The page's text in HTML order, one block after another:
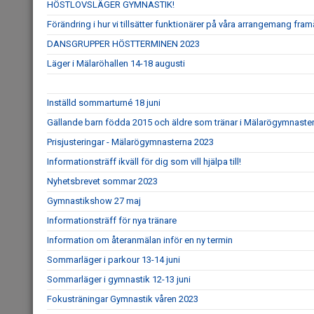
HÖSTLOVSLÄGER GYMNASTIK!
Förändring i hur vi tillsätter funktionärer på våra arrangemang
DANSGRUPPER HÖSTTERMINEN 2023
Läger i Mälaröhallen 14-18 augusti
Inställd sommarturné 18 juni
Gällande barn födda 2015 och äldre som tränar i
Prisjusteringar - Mälarögymnasterna 2023
Informationsträff ikväll för dig som vill hjälpa till!
Nyhetsbrevet sommar 2023
Gymnastikshow 27 maj
Informationsträff för nya tränare
Information om återanmälan inför en ny termin
Sommarläger i parkour 13-14 juni
Sommarläger i gymnastik 12-13 juni
Fokusträningar Gymnastik våren 2023